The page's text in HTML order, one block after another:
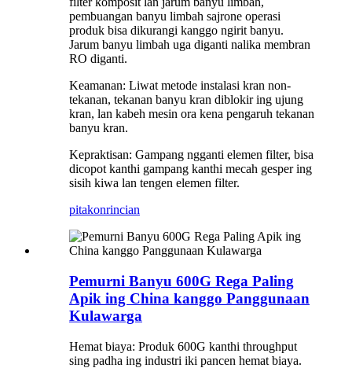
pembuangan banyu limbah sajrone operasi
produk bisa dikurangi kanggo ngirit banyu.
Jarum banyu limbah uga diganti nalika membran
RO diganti.
Keamanan: Liwat metode instalasi kran non-
tekanan, tekanan banyu kran diblokir ing ujung
kran, lan kabeh mesin ora kena pengaruh tekanan
banyu kran.
Kepraktisan: Gampang ngganti elemen filter, bisa
dicopot kanthi gampang kanthi mecah gesper ing
sisih kiwa lan tengen elemen filter.
pitakonrincian
Pemurni Banyu 600G Rega Paling
Apik ing China kanggo Panggunaan
Kulawarga
Hemat biaya: Produk 600G kanthi throughput
sing padha ing industri iki pancen hemat biaya.